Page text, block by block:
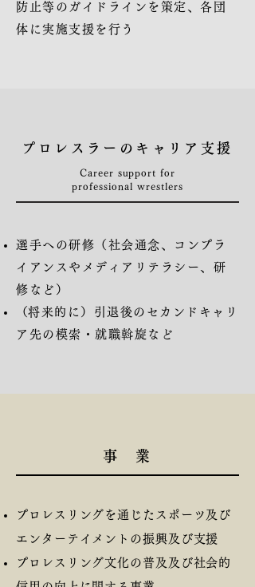
防止等のガイドラインを策定、各団
体に実施支援を行う
プロレスラーのキャリア支援
Career support for
professional wrestlers
選手への研修（社会通念、コンプラ
イアンスやメディアリテラシー、研
修など）
​（将来的に）引退後のセカンドキャリ
ア先の模索・就職斡旋など
事 業
プロレスリングを通じたスポーツ及び
エンターテイメントの振興及び支援
プロレスリング文化の普及及び社会的